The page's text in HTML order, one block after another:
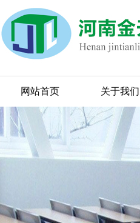
网站首页 关于我们